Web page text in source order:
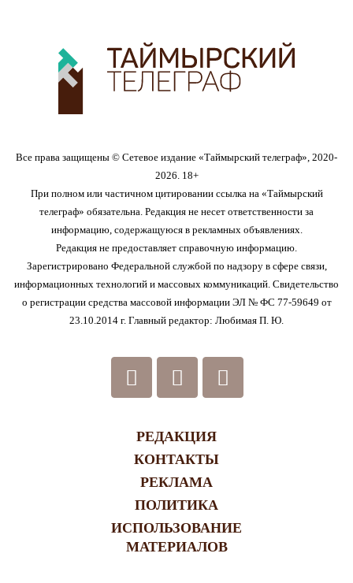
Все права защищены © Сетевое издание «Таймырский телеграф», 2020-
2026. 18+
При полном или частичном цитировании ссылка на «Таймырский
телеграф» обязательна. Редакция не несет ответственности за
информацию, содержащуюся в рекламных объявлениях.
Редакция не предоставляет справочную информацию.
Зарегистрировано Федеральной службой по надзору в сфере связи,
информационных технологий и массовых коммуникаций. Свидетельство
о регистрации средства массовой информации ЭЛ № ФС 77-59649 от
23.10.2014 г. Главный редактор: Любимая П. Ю.
РЕДАКЦИЯ
КОНТАКТЫ
РЕКЛАМА
ПОЛИТИКА
ИСПОЛЬЗОВАНИЕ
МАТЕРИАЛОВ